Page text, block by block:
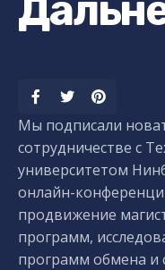
Мы подписали
сотрудничестве с
университетом
онлайн-
продвижение
программ,
программ обмена и